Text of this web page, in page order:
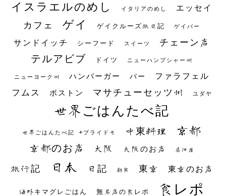
イスラエルのめし イタリアのめし エッセイ
カフェ ゲイ ゲイクルーズ旅日記 ゲイバー
サンドイッチ シーフード スイーツ チェーン店
テルアビブ ドイツ ニューハンプシャー州
ニューヨーク州 ハンバーガー バー ファラフェル
フムス ボストン マサチューセッツ州 ユダヤ
世界ごはんたべ記
世界ごはんたべ記 #プライド号 中東料理 京都
京都のお店 大阪 大阪のお店 居酒屋
旅行記 日本 日記 朝食 東京 東京のお店
海外キマグレごはん 無名店の食レポ 食レポ